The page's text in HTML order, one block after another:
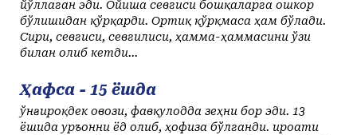
йўллаган эди. Ойиша севгиси бошқаларга ошкор
бўлишидан қўрқарди. Ортиқ қўрқмаса ҳам бўлади.
Сири, севгиси, севгилиси, ҳамма-ҳаммасини ўзи
билан олиб кетди...
Ҳафса - 15 ёшда
Қўнғироқдек овози, фавқулодда зеҳни бор эди. 13
ёшида Қуръонни ёд олиб, ҳофиза бўлганди. Қироати